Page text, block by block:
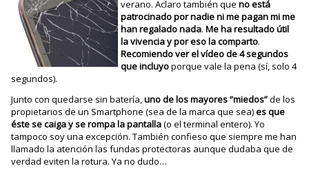
verano. Aclaro también que no está
patrocinado por nadie ni me pagan mi me
han regalado nada. Me ha resultado útil
la vivencia y por eso la comparto.
Recomiendo ver el vídeo de 4 segundos
que incluyoporque vale la pena (sí, solo 4
segundos).
Junto con quedarse sin batería,uno de los mayores “miedos”de los
propietarios de un Smartphone (sea de la marca que sea)es que
éste se caiga y se rompa la pantalla(o el terminal entero). Yo
tampoco soy una excepción. También confieso que siempre me han
llamado la atención las fundas protectoras aunque dudaba que de
verdad eviten la rotura. Ya no dudo…